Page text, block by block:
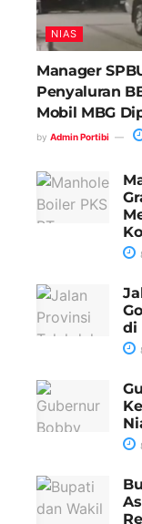
NIAS
Manager
Penyaluran
Mobil MBG
by Admin Portibi
di